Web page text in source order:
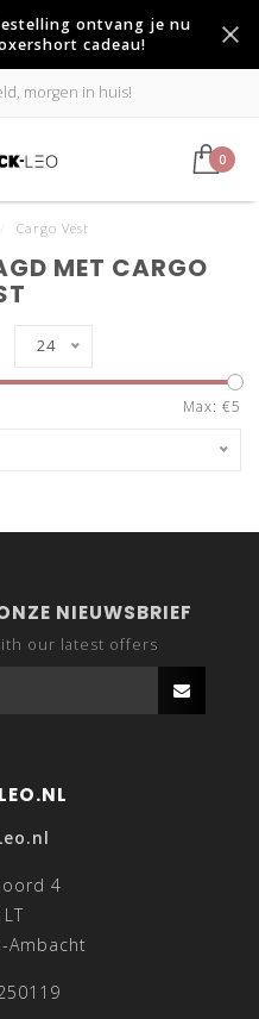
ontvang je nu
cadeau!
morgen in huis!
0
Cargo Vest
MET CARGO
24
Max: €5
NIEUWSBRIEF
our latest offers
4
Ambacht